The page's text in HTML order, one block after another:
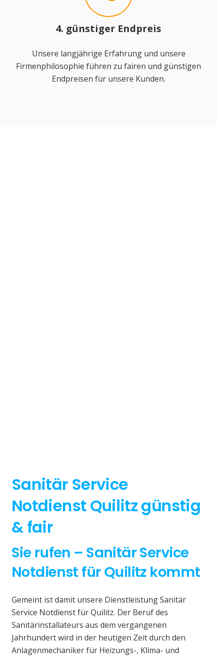
4. günstiger Endpreis
Unsere langjährige Erfahrung und unsere
Firmenphilosophie führen zu fairen und günstigen
Endpreisen für unsere Kunden.
Sanitär Service
Notdienst Quilitz günstig
& fair
Sie rufen – Sanitär Service
Notdienst für Quilitz kommt
Gemeint ist damit unsere Dienstleistung Sanitär
Service Notdienst für Quilitz. Der Beruf des
Sanitärinstallateurs aus dem vergangenen
Jahrhundert wird in der heutigen Zeit durch den
Anlagenmechaniker für Heizungs-, Klima- und